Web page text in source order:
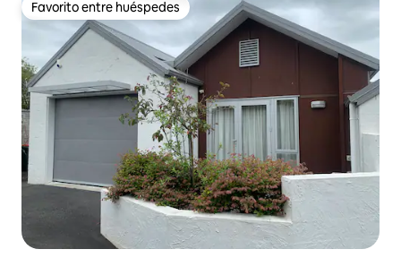
Favorito entre huéspedes
Favorito entre huéspedes